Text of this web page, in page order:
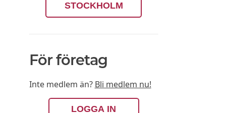
STOCKHOLM
För företag
Inte medlem än? Bli medlem nu!
LOGGA IN